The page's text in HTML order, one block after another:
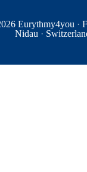
Eurythmy4you ·
Nidau ·